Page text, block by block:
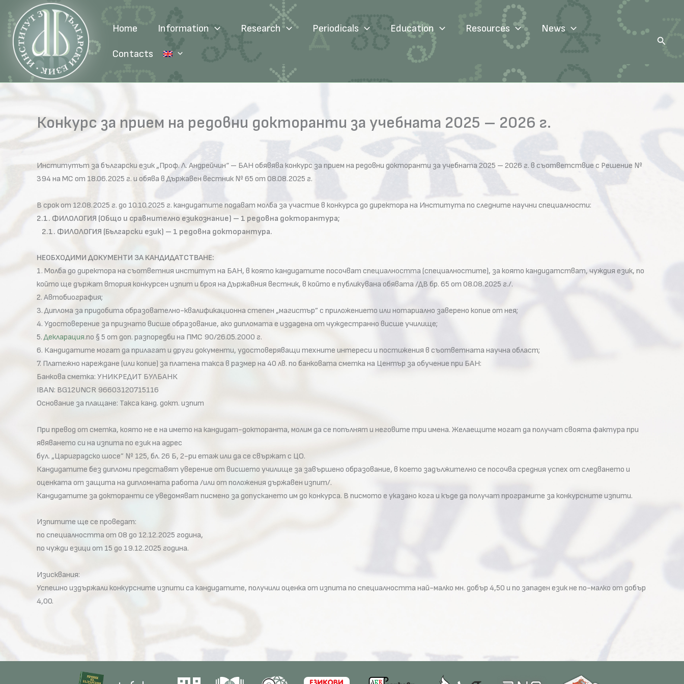
content
Home Information Research Periodicals Education Resources News
Contacts
Search
Конкурс за прием на редовни докторанти за учебната 2025 – 2026 г.
Институтът за български език „Проф. Л. Андрейчин“ – БАН обявява конкурс за прием на редовни докторанти за учебната 2025 – 2026 г. в съответствие с Решение №
394 на МС от 18.06.2025 г. и обява в Държавен вестник № 65 от 08.08.2025 г.
В срок от 12.08.2025 г. до 10.10.2025 г. кандидатите подават молба за участие в конкурса до директора на Института по следните научни специалности:
2.1. ФИЛОЛОГИЯ (Общо и сравнително езикознание) – 1 редовна докторантура;
2.1. ФИЛОЛОГИЯ (Български език) – 1 редовна докторантура.
НЕОБХОДИМИ ДОКУМЕНТИ ЗА КАНДИДАТСТВАНЕ:
1. Молба до директора на съответния институт на БАН, в която кандидатите посочват специалността (специалностите), за която кандидатстват, чуждия език, по
който ще държат втория конкурсен изпит и броя на Държавния вестник, в който е публикувана обявата /ДВ бр. 65 от 08.08.2025 г./.
2. Автобиография;
3. Диплома за придобита образователно-квалификационна степен „магистър” с приложението или нотариално заверено копие от нея;
4. Удостоверение за признато висше образование, ако дипломата е издадена от чуждестранно висше училище;
5.Декларация.по § 5 от доп. разпоредби на ПМС 90/26.05.2000 г.
6. Кандидатите могат да прилагат и други документи, удостоверяващи техните интереси и постижения в съответната научна област;
7. Платежно нареждане (или копие) за платена такса в размер на 40 лв. по банковата сметка на Център за обучение при БАН:
Банкова сметка: УНИКРЕДИТ БУЛБАНК
IBAN: BG12UNCR 96603120715116
Основание за плащане: Такса канд. докт. изпит
При превод от сметка, която не е на името на кандидат-докторанта, молим да се попълнят и неговите три имена. Желаещите могат да получат своята фактура при
явяването си на изпита по език на адрес
бул. „Цариградско шосе” № 125, бл. 26 Б, 2-ри етаж или да се свържат с ЦО.
Кандидатите без дипломи представят уверение от висшето училище за завършено образование, в което задължително се посочва средния успех от следването и
оценката от защита на дипломната работа /или от положения държавен изпит/.
Кандидатите за докторанти се уведомяват писмено за допускането им до конкурса. В писмото е указано кога и къде да получат програмите за конкурсните изпити.
Изпитите ще се проведат:
по специалността от 08 до 12.12.2025 година,
по чужди езици от 15 до 19.12.2025 година.
Изисквания:
Успешно издържали конкурсните изпити са кандидатите, получили оценка от изпита по специалността най-малко мн. добър 4,50 и по западен език не по-малко от добър
4,00.